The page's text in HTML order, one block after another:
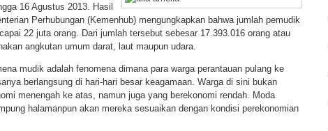
16 Agustus 2013. Hasil
Perhubungan (Kemenhub) mengungkapkan bahwa jumlah pemudik
22 juta orang. Dari jumlah tersebut sebesar 17.393.016 orang atau
angkutan umum darat, laut maupun udara.
mudik adalah fenomena dimana para warga perantauan pulang ke
berlangsung di hari-hari besar keagamaan. Warga di sini bukan
menengah ke atas, namun juga yang berekonomi rendah. Moda
halamanpun akan mereka sesuaikan dengan kondisi perekonomian